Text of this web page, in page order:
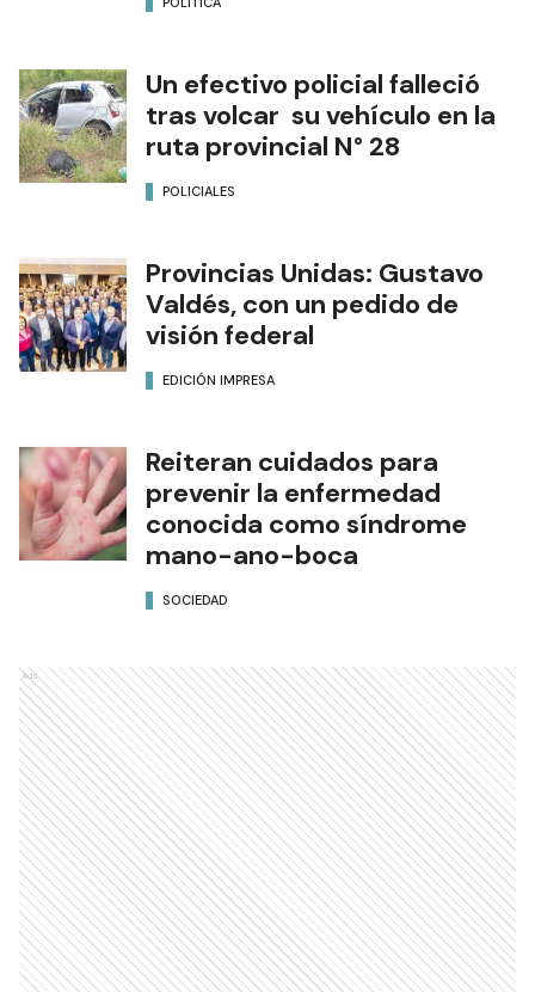
Un efectivo policial falleció
tras volcar su vehículo en la
ruta provincial N° 28
POLICIALES
Provincias Unidas: Gustavo
Valdés, con un pedido de
visión federal
EDICIÓN IMPRESA
Reiteran cuidados para
prevenir la enfermedad
conocida como síndrome
mano-ano-boca
SOCIEDAD
Ads